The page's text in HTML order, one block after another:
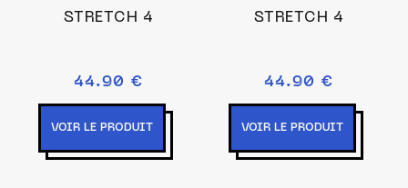
STRETCH 4
44.90 €
VOIR LE PRODUIT
STRETCH 4
44.90 €
VOIR LE PRODUIT